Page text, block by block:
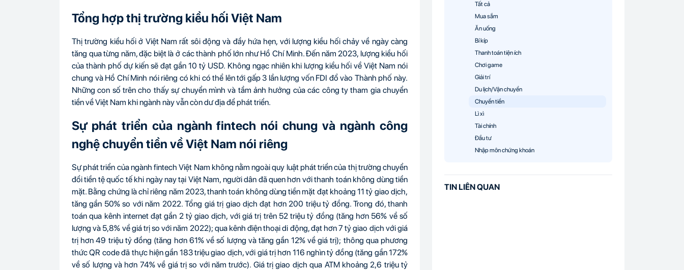
Tổng hợp thị trường kiều hối Việt Nam
Thị trường kiều hối ở Việt Nam rất sôi động và đầy hứa hẹn, với lượng kiều hối chảy về ngày càng
tăng qua từng năm, đặc biệt là ở các thành phố lớn như Hồ Chí Minh. Đến năm 2023, lượng kiều hối
của thành phố dự kiến sẽ đạt gần 10 tỷ USD. Không ngạc nhiên khi lượng kiều hối về Việt Nam nói
chung và Hồ Chí Minh nói riêng có khi có thể lên tới gấp 3 lần lượng vốn FDI đổ vào Thành phố này.
Những con số trên cho thấy sự chuyển mình và tầm ảnh hưởng của các công ty tham gia chuyển
tiền về Việt Nam khi ngành này vẫn còn dư địa để phát triển.
Sự phát triển của ngành fintech nói chung và ngành công
nghệ chuyển tiền về Việt Nam nói riêng
Sự phát triển của ngành fintech Việt Nam không nằm ngoài quy luật phát triển của thị trường chuyển
đổi tiền tệ quốc tế khi ngày nay tại Việt Nam, người dân đã quen hơn với thanh toán không dùng tiền
mặt. Bằng chứng là chỉ riêng năm 2023, thanh toán không dùng tiền mặt đạt khoảng 11 tỷ giao dịch,
tăng gần 50% so với năm 2022. Tổng giá trị giao dịch đạt hơn 200 triệu tỷ đồng. Trong đó, thanh
toán qua kênh internet đạt gần 2 tỷ giao dịch, với giá trị trên 52 triệu tỷ đồng (tăng hơn 56% về số
lượng và 5,8% về giá trị so với năm 2022); qua kênh điện thoại di động, đạt hơn 7 tỷ giao dịch với giá
trị hơn 49 triệu tỷ đồng (tăng hơn 61% về số lượng và tăng gần 12% về giá trị); thông qua phương
thức QR code đã thực hiện gần 183 triệu giao dịch, với giá trị hơn 116 nghìn tỷ đồng (tăng gần 172%
về số lượng và hơn 74% về giá trị so với năm trước). Giá trị giao dịch qua ATM khoảng 2,6 triệu tỷ
Tất cả
Mua sắm
Ăn uống
Bí kíp
Thanh toán tiện ích
Chơi game
Giải trí
Du lịch/Vận chuyển
Chuyển tiền
Lì xì
Tài chính
Đầu tư
Nhập môn chứng khoán
TIN LIÊN QUAN